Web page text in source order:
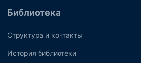
Библиотека
Структура и контакты
История библиотеки